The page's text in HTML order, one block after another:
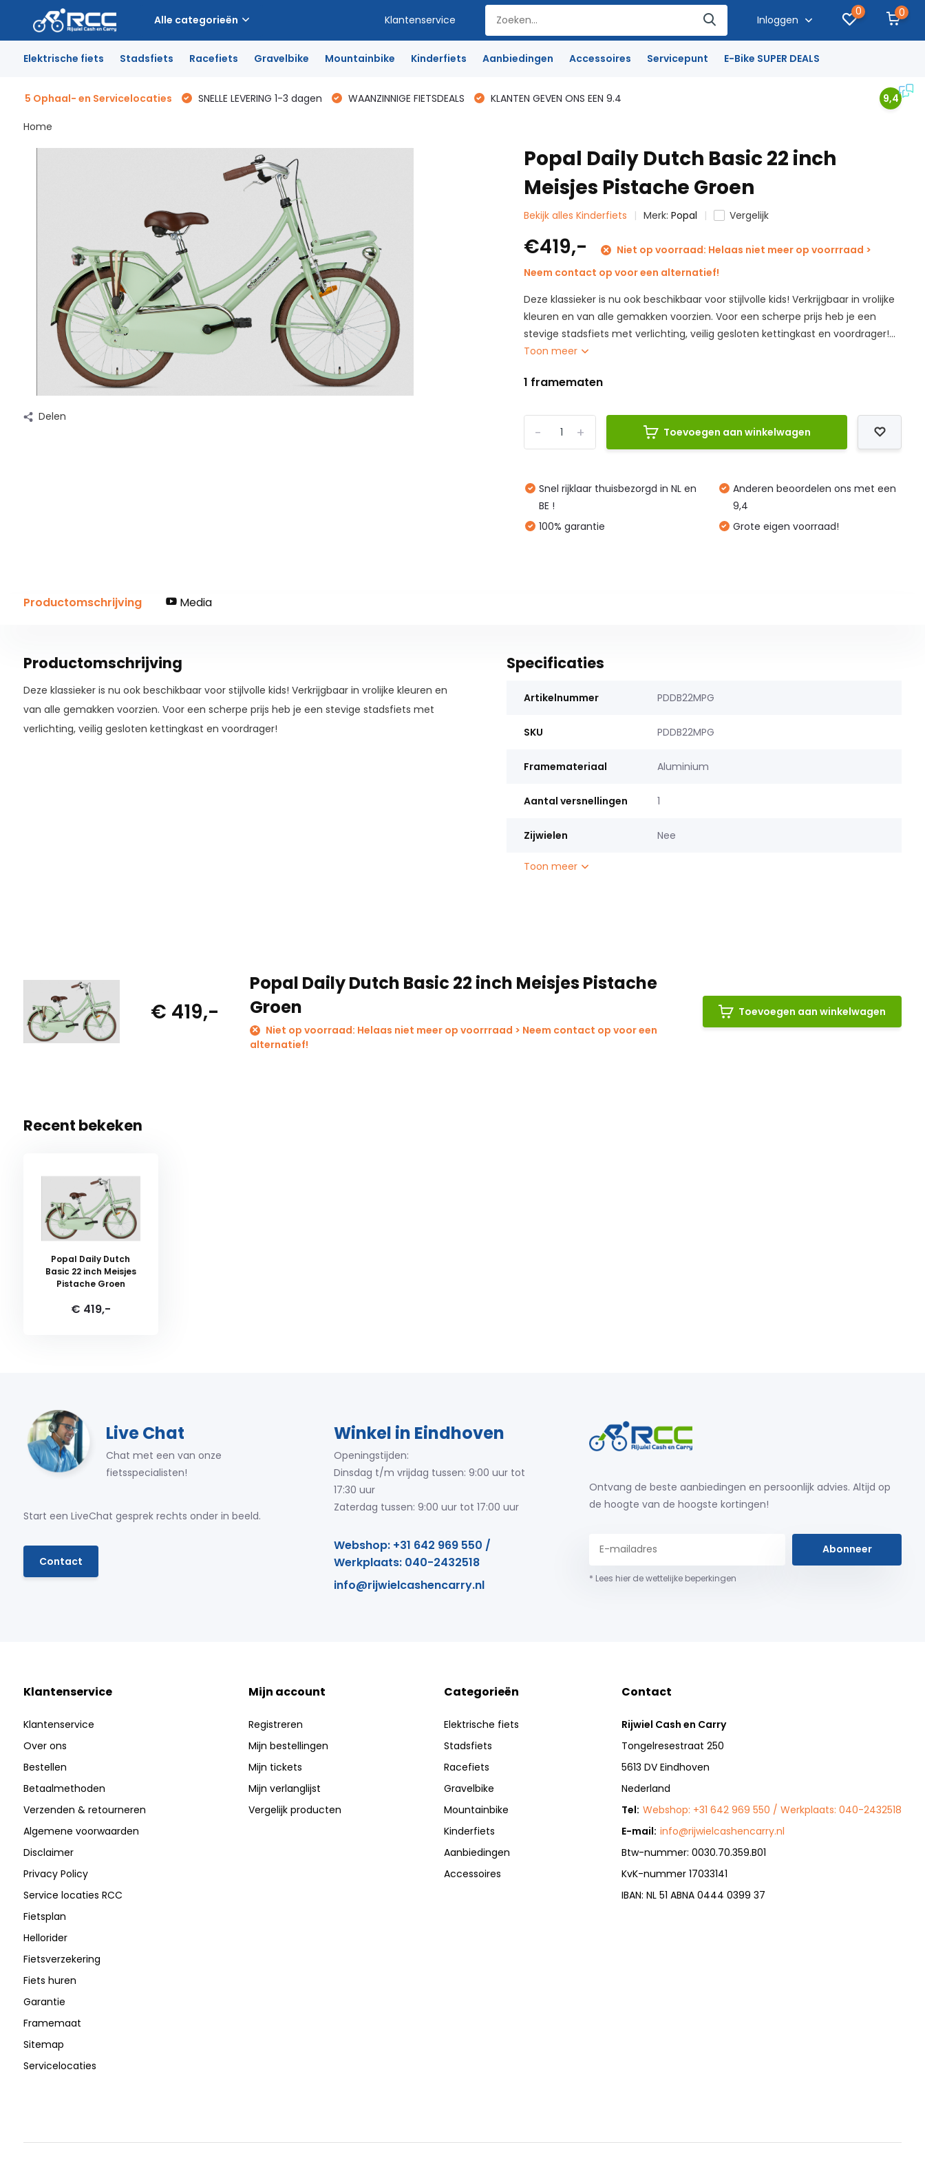
Alle categorieën Klantenservice Inloggen
0 0
Elektrische fiets Stadsfiets Racefiets Gravelbike Mountainbike Kinderfiets Aanbiedingen Accessoires Servicepunt E-Bike SUPER DEALS
5 Ophaal- en Servicelocaties SNELLE LEVERING 1-3 dagen WAANZINNIGE FIETSDEALS KLANTEN GEVEN ONS EEN 9.4 9,4
Home
Delen
Popal Daily Dutch Basic 22 inch
Meisjes Pistache Groen
Bekijk alles Kinderfiets Merk:Popal Vergelijk
€419,-
Niet op voorraad: Helaas niet meer op voorrraad >
Neem contact op voor een alternatief!
Deze klassieker is nu ook beschikbaar voor stijlvolle kids! Verkrijgbaar in vrolijke
kleuren en van alle gemakken voorzien. Voor een scherpe prijs heb je een
stevige stadsfiets met verlichting, veilig gesloten kettingkast en voordrager!...
Toon meer
1 framematen
+
- Toevoegen aan winkelwagen
Snel rijklaar thuisbezorgd in NL en
BE !
100% garantie
Anderen beoordelen ons met een
9,4
Grote eigen voorraad!
Productomschrijving Media
Productomschrijving
Deze klassieker is nu ook beschikbaar voor stijlvolle kids! Verkrijgbaar in vrolijke kleuren en
van alle gemakken voorzien. Voor een scherpe prijs heb je een stevige stadsfiets met
verlichting, veilig gesloten kettingkast en voordrager!
Specificaties
Artikelnummer PDDB22MPG
SKU PDDB22MPG
Framemateriaal Aluminium
Aantal versnellingen 1
Zijwielen Nee
Toon meer
€ 419,-
Popal Daily Dutch Basic 22 inch Meisjes Pistache
Groen
Niet op voorraad: Helaas niet meer op voorrraad > Neem contact op voor een
alternatief!
Toevoegen aan winkelwagen
Recent bekeken
Popal Daily Dutch
Basic 22 inch Meisjes
Pistache Groen
€ 419,-
Live Chat
Chat met een van onze
fietsspecialisten!
Start een LiveChat gesprek rechts onder in beeld.
Contact
Winkel in Eindhoven
Openingstijden:
Dinsdag t/m vrijdag tussen: 9:00 uur tot
17:30 uur
Zaterdag tussen: 9:00 uur tot 17:00 uur
Webshop: +31 642 969 550 /
Werkplaats: 040-2432518
info@rijwielcashencarry.nl
Ontvang de beste aanbiedingen en persoonlijk advies. Altijd op
de hoogte van de hoogste kortingen!
Abonneer
* Lees hier de wettelijke beperkingen
Klantenservice
Klantenservice
Over ons
Bestellen
Betaalmethoden
Verzenden & retourneren
Algemene voorwaarden
Disclaimer
Privacy Policy
Service locaties RCC
Fietsplan
Hellorider
Fietsverzekering
Fiets huren
Garantie
Framemaat
Sitemap
Servicelocaties
Mijn account
Registreren
Mijn bestellingen
Mijn tickets
Mijn verlanglijst
Vergelijk producten
Categorieën
Elektrische fiets
Stadsfiets
Racefiets
Gravelbike
Mountainbike
Kinderfiets
Aanbiedingen
Accessoires
Contact
Rijwiel Cash en Carry
Tongelresestraat 250
5613 DV Eindhoven
Nederland
Tel: Webshop: +31 642 969 550 / Werkplaats: 040-2432518
E-mail: info@rijwielcashencarry.nl
Btw-nummer: 0030.70.359.B01
KvK-nummer 17033141
IBAN: NL 51 ABNA 0444 0399 37